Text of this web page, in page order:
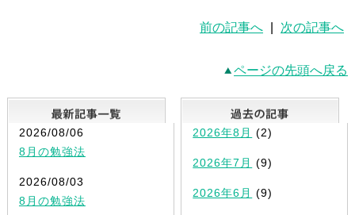
前の記事へ 次の記事へ
ページの先頭へ戻る
最新記事一覧
2026/08/06
8月の勉強法
2026/08/03
8月の勉強法
2026年8月 (2)
2026年7月 (9)
2026年6月 (9)